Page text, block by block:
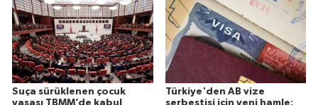
Suça sürüklenen çocuk
Türkiye'den AB vize